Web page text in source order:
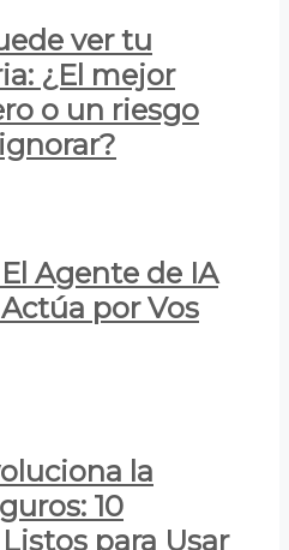
ver tu
¿El mejor
o un riesgo
Agente de IA
por Vos
la
10
para Usar